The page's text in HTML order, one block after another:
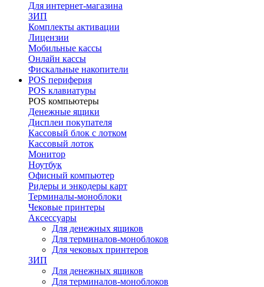
Для интернет-магазина
ЗИП
Комплекты активации
Лицензии
Мобильные кассы
Онлайн кассы
Фискальные накопители
POS периферия
POS клавиатуры
POS компьютеры
Денежные ящики
Дисплеи покупателя
Кассовый блок с лотком
Кассовый лоток
Монитор
Ноутбук
Офисный компьютер
Ридеры и энкодеры карт
Терминалы-моноблоки
Чековые принтеры
Аксессуары
Для денежных ящиков
Для терминалов-моноблоков
Для чековых принтеров
ЗИП
Для денежных ящиков
Для терминалов-моноблоков